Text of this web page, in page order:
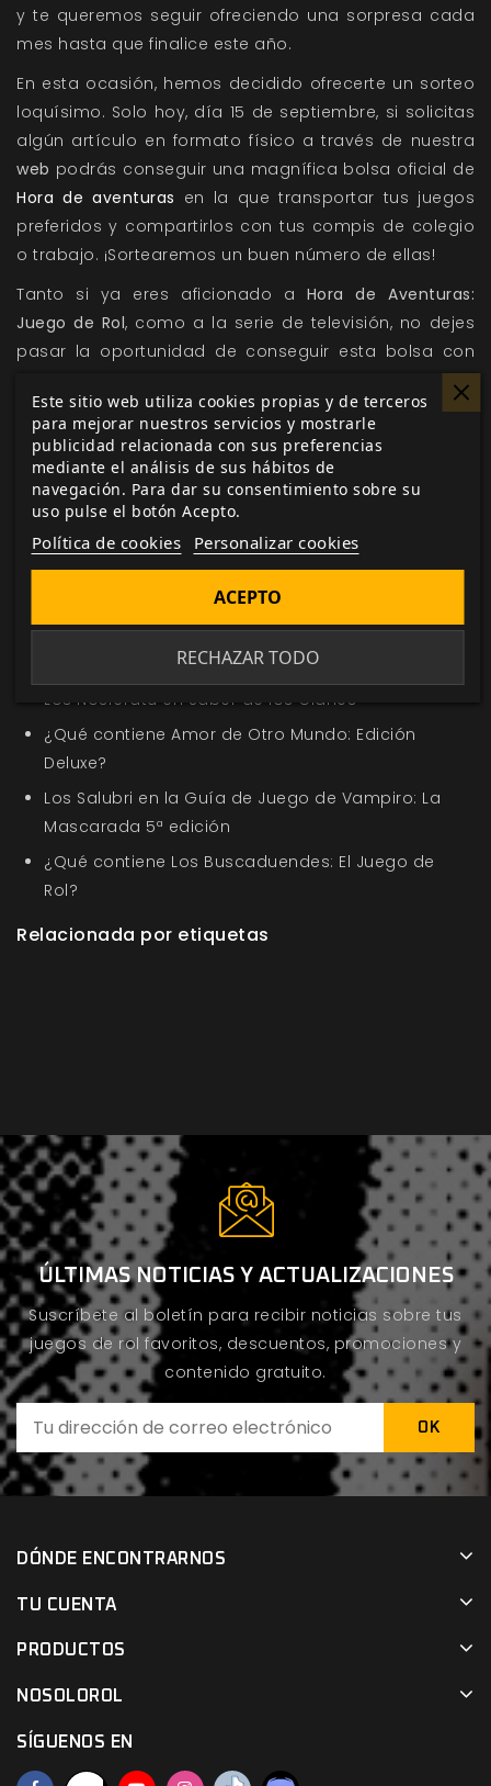
y te queremos seguir ofreciendo una sorpresa cada
mes hasta que finalice este año.
En esta ocasión, hemos decidido ofrecerte un sorteo
loquísimo. Solo hoy, día 15 de septiembre, si solicitas
algún artículo en formato físico a través de nuestra
web podrás conseguir una magnífica bolsa oficial de
Hora de aventuras en la que transportar tus juegos
preferidos y compartirlos con tus compis de colegio
o trabajo. ¡Sortearemos un buen número de ellas!
Tanto si ya eres aficionado a Hora de Aventuras:
Juego de Rol, como a la serie de televisión, no dejes
pasar la oportunidad de conseguir esta bolsa con
tus pedidos de hoy. A lo largo del día celebraremos
varios sorteos. No te lo pierdas y ¡Mucha suerte!
Me gusta esto
En la misma categoría
Nuevo título en la sección Oferta de la Semana
Los Nosferatu en Saber de los Clanes
¿Qué contiene Amor de Otro Mundo: Edición
Deluxe?
Los Salubri en la Guía de Juego de Vampiro: La
Mascarada 5ª edición
¿Qué contiene Los Buscaduendes: El Juego de
Rol?
Relacionada por etiquetas
ÚLTIMAS NOTICIAS Y ACTUALIZACIONES
Suscríbete al boletín para recibir noticias sobre tus
juegos de rol favoritos, descuentos, promociones y
contenido gratuito.
DÓNDE ENCONTRARNOS
TU CUENTA
PRODUCTOS
NOSOLOROL
SÍGUENOS EN
Este sitio web utiliza cookies propias y de terceros
para mejorar nuestros servicios y mostrarle
publicidad relacionada con sus preferencias
mediante el análisis de sus hábitos de
navegación. Para dar su consentimiento sobre su
uso pulse el botón Acepto.
Política de cookies Personalizar cookies
RECHAZAR TODO
ACEPTO